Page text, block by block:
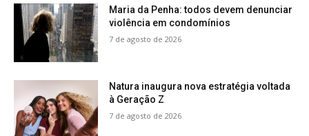
Maria da Penha: todos devem denunciar
violência em condomínios
7 de agosto de 2026
Natura inaugura nova estratégia voltada
à Geração Z
7 de agosto de 2026